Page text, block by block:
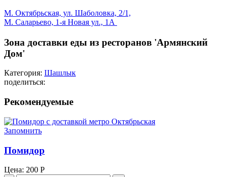
М. Октябрьская, ул. Шаболовка, 2/1,
М. Саларьево, 1-я Новая ул., 1А
Зона доставки еды из ресторанов 'Армянский
Дом'
Категория: Шашлык
поделиться:
Рекомендуемые
Запомнить
Помидор
Цена: 200 Р